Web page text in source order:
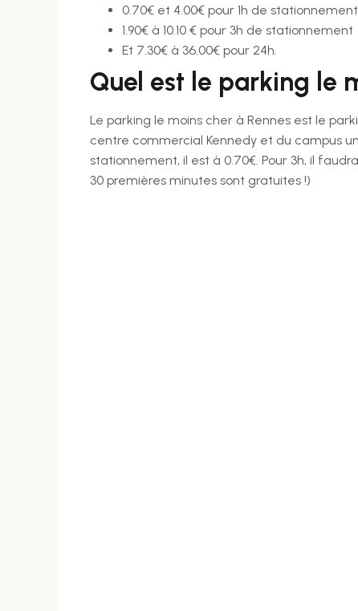
0.70€ et 4.00€ pour 1h de stationnement
1.90€ à 10.10 € pour 3h de stationnement
Et 7.30€ à 36.00€ pour 24h.
Quel est le parking le
Le parking le moins cher à Rennes est le
centre commercial Kennedy et du campus
stationnement, il est à 0.70€. Pour 3h, il
30 premières minutes sont gratuites !)